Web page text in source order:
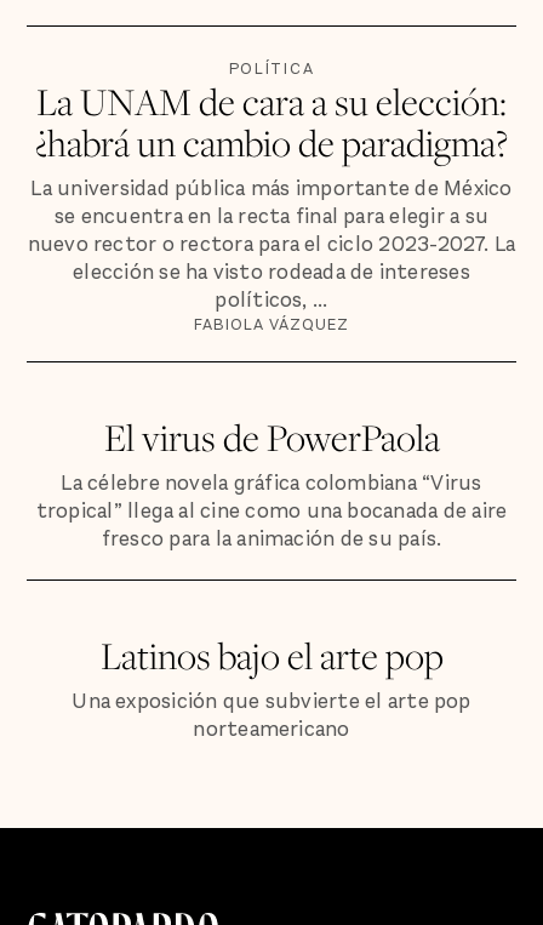
POLÍTICA
La UNAM de cara a su elección:
¿habrá un cambio de paradigma?
La universidad pública más importante de México
se encuentra en la recta final para elegir a su
nuevo rector o rectora para el ciclo 2023-2027. La
elección se ha visto rodeada de intereses
políticos, ...
FABIOLA VÁZQUEZ
El virus de PowerPaola
La célebre novela gráfica colombiana “Virus
tropical” llega al cine como una bocanada de aire
fresco para la animación de su país.
Latinos bajo el arte pop
Una exposición que subvierte el arte pop
norteamericano